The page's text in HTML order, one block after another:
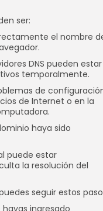
ser:
el nombre
DNS pueden estar
temporalmente.
de
de Internet o en la
haya sido
puede estar
la resolución del
seguir estos
ingresado